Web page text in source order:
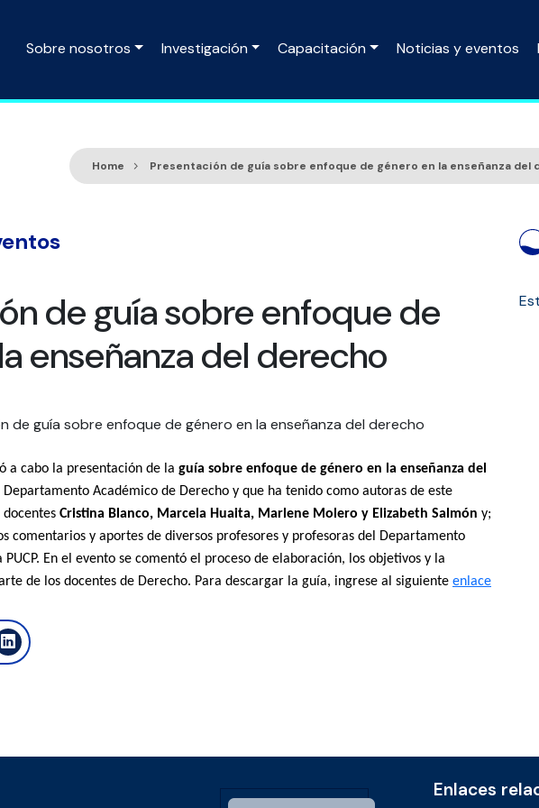
Sobre nosotros Investigación Capacitación Noticias y eventos
Home Presentación de guía sobre enfoque de género en la enseñanza del
de guía sobre enfoque de
enseñanza del derecho
a cabo la presentación de la guía sobre enfoque de género en la enseñanza del
Académico de Derecho y que ha tenido como autoras de este
Cristina Blanco, Marcela Huaita, Marlene Molero y Elizabeth Salmón y;
comentarios y aportes de diversos profesores y profesoras del Departamento
En el evento se comentó el proceso de elaboración, los objetivos y la
de los docentes de Derecho. Para descargar la guía, ingrese al siguiente enlace
Enlaces